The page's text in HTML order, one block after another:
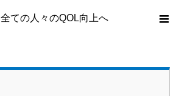
全ての人々のQOL向上へ